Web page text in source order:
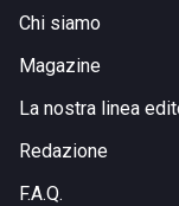
Chi siamo
Magazine
La nostra linea
Redazione
F.A.Q.